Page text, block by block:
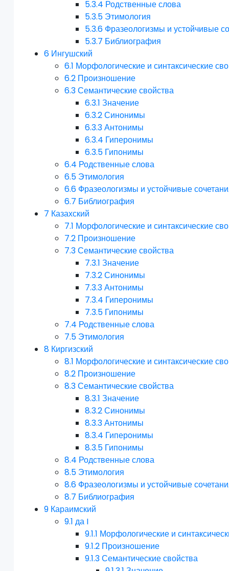
5.3.4 Родственные слова
5.3.5 Этимология
5.3.6 Фразеологизмы и устойчивые
5.3.7 Библиография
6 Ингушский
6.1 Морфологические и синтаксические
6.2 Произношение
6.3Семантические свойства
6.3.1 Значение
6.3.2Синонимы
6.3.3Антонимы
6.3.4 Гиперонимы
6.3.5 Гипонимы
6.4 Родственные слова
6.5 Этимология
6.6 Фразеологизмы и устойчивые
6.7 Библиография
7 Казахский
7.1 Морфологические и синтаксические
7.2 Произношение
7.3Семантические свойства
7.3.1 Значение
7.3.2Синонимы
7.3.3Антонимы
7.3.4 Гиперонимы
7.3.5 Гипонимы
7.4 Родственные слова
7.5 Этимология
8 Киргизский
8.1 Морфологические и синтаксические
8.2 Произношение
8.3Семантические свойства
8.3.1 Значение
8.3.2Синонимы
8.3.3Антонимы
8.3.4 Гиперонимы
8.3.5 Гипонимы
8.4 Родственные слова
8.5 Этимология
8.6 Фразеологизмы и устойчивые
8.7 Библиография
9 Караимский
9.1 да I
9.1.1 Морфологические и
9.1.2 Произношение
9.1.3Семантические свойства